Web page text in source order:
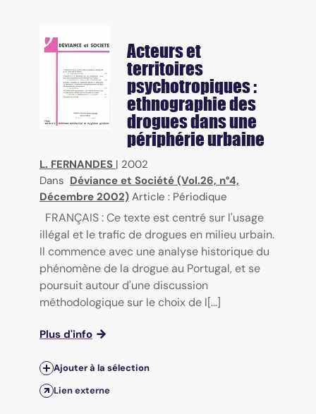
Acteurs et
territoires
psychotropiques :
ethnographie des
drogues dans une
périphérie urbaine
L. FERNANDES | 2002
Dans Déviance et Société (Vol.26, n°4,
Décembre 2002) Article : Périodique
FRANÇAIS : Ce texte est centré sur l'usage
illégal et le trafic de drogues en milieu urbain.
Il commence avec une analyse historique du
phénomène de la drogue au Portugal, et se
poursuit autour d'une discussion
méthodologique sur le choix de l[...]
Plus d'info
Ajouter à la sélection
Lien externe